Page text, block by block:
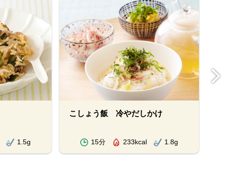
1.5g
こしょう飯 冷やだしかけ
15分 233kcal 1.8g